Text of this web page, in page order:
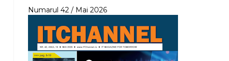
Numarul 42 / Mai 2026